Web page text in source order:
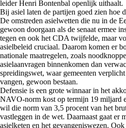
leider Henri Bontenbal openlijk uithaalt.
Bij asiel laten de partijen goed zien hoe
De omstreden asielwetten die nu in de
gewoon doorgaan als de senaat ermee
tegen en ook het CDA twijfelde, maar
asielbeleid cruciaal. Daarom komen er
nationale maatregelen, zoals
asielaanvragen binnenkomen dan
spreidingswet, waar gemeenten
vangen, gewoon bestaan.
Defensie is een grote winnaar in het
NAVO-norm kost op termijn 19 miljard
wil die norm van 3,5 procent van het
vastleggen in de wet. Daarnaast gaat er
asielketen en het gevangeniswezen.